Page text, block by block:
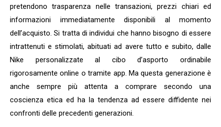
pretendono trasparenza nelle transazioni, prezzi chiari ed
informazioni immediatamente disponibili al momento
dell’acquisto. Si tratta di individui che hanno bisogno di essere
intrattenuti e stimolati, abituati ad avere tutto e subito, dalle
Nike personalizzate al cibo d’asporto ordinabile
rigorosamente online o tramite app. Ma questa generazione è
anche sempre più attenta a comprare secondo una
coscienza etica ed ha la tendenza ad essere diffidente nei
confronti delle precedenti generazioni.